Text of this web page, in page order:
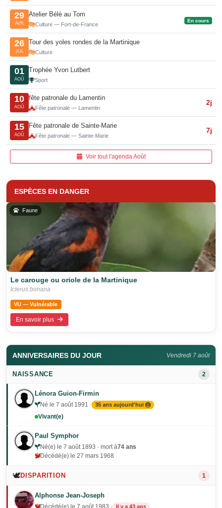
29
AVR
Atelier Bélè au Tom
Culture — Fort-de-France
En cours
26
JUL
Tour des yoles rondes de la Martinique
Culture
01
AOÛ
Trophée Yvon Lutbert
Sport
10
AOÛ
fête patronale du Lamentin
Fête patronale — Lamentin
2j
15
AOÛ
Fête patronale de Sainte-Marie
Fête patronale — Sainte-Marie
7j
Voir tout l'agenda Août
ESPÈCES EN DANGER
Faune
Le carouge ou oriole de la Martinique
Icterus bonana
VU — Vulnérable
En savoir plus
ANNIVERSAIRES DU JOUR Vendredi 7 août
NAISSANCE 2
Lénora Guion-Firmin
Né le 7 août 1991 · 35 ans aujourd'hui 🎂
Vivant(e)
Paul Symphor
Né(e) le 7 août 1893 · mort à74 ans
Décédé(e) le 27 mars 1968
🕊️DISPARITION 1
Alphonse Jean-Joseph
Décédé(e) le 7 août 1983 · Il y a 43 ans